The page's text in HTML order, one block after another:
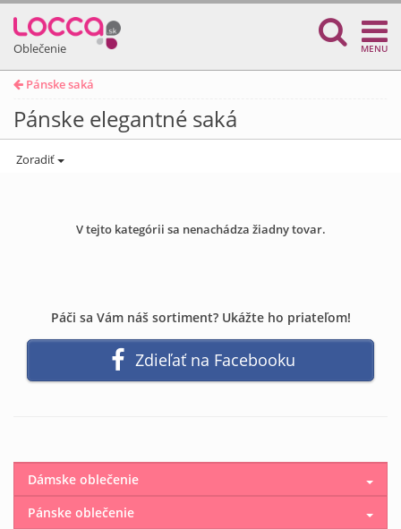
Oblečenie MENU
Pánske saká
Pánske elegantné saká
Zoradiť
V tejto kategórii sa nenachádza žiadny tovar.
Páči sa Vám náš sortiment? Ukážte ho priateľom!
Zdieľať na Facebooku
Dámske oblečenie
Pánske oblečenie